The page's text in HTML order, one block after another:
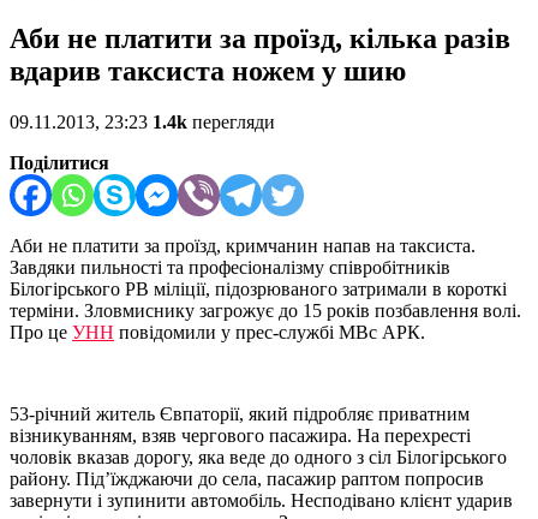
Аби не платити за проїзд, кілька разів
вдарив таксиста ножем у шию
09.11.2013, 23:23 1.4k перегляди
Поділитися
Аби не платити за проїзд, кримчанин напав на таксиста.
Завдяки пильності та професіоналізму співробітників
Білогірського РВ міліції, підозрюваного затримали в короткі
терміни. Зловмиснику загрожує до 15 років позбавлення волі.
Про це УНН повідомили у прес-службі МВс АРК.
53-річний житель Євпаторії, який підробляє приватним
візникуванням, взяв чергового пасажира. На перехресті
чоловік вказав дорогу, яка веде до одного з сіл Білогірського
району. Під’їжджаючи до села, пасажир раптом попросив
завернути і зупинити автомобіль. Несподівано клієнт ударив